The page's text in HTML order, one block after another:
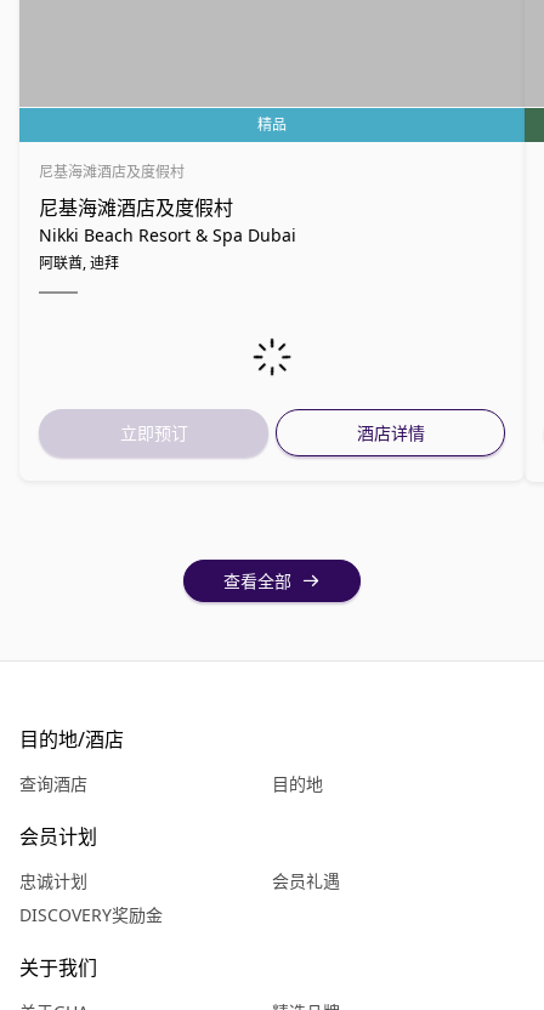
精品
尼基海滩酒店及度假村
尼基海滩酒店及度假村
Nikki Beach Resort & Spa Dubai
阿联酋, 迪拜
立即预订 酒店详情
查看全部
目的地/酒店
查询酒店 目的地
会员计划
忠诚计划
会员礼遇
DISCOVERY奖励金
关于我们